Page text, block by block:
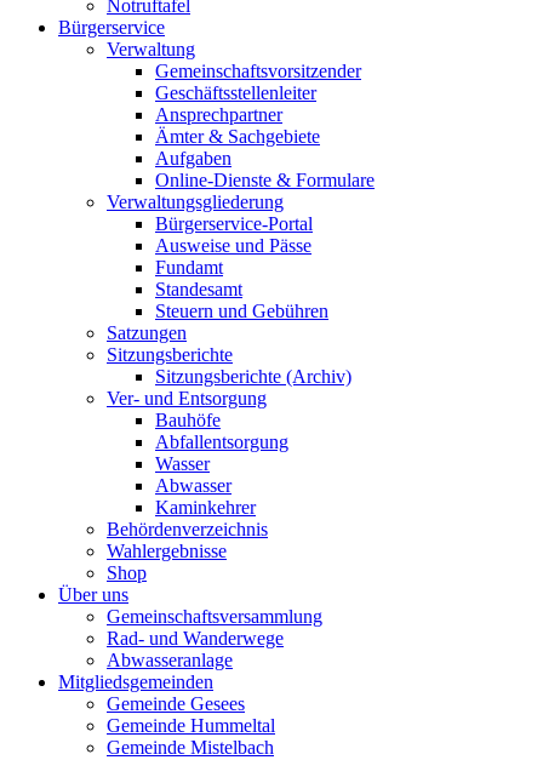
Notruftafel
Bürgerservice
Verwaltung
Gemeinschaftsvorsitzender
Geschäftsstellenleiter
Ansprechpartner
Ämter & Sachgebiete
Aufgaben
Online-Dienste & Formulare
Verwaltungsgliederung
Bürgerservice-Portal
Ausweise und Pässe
Fundamt
Standesamt
Steuern und Gebühren
Satzungen
Sitzungsberichte
Sitzungsberichte (Archiv)
Ver- und Entsorgung
Bauhöfe
Abfallentsorgung
Wasser
Abwasser
Kaminkehrer
Behördenverzeichnis
Wahlergebnisse
Shop
Über uns
Gemeinschaftsversammlung
Rad- und Wanderwege
Abwasseranlage
Mitgliedsgemeinden
Gemeinde Gesees
Gemeinde Hummeltal
Gemeinde Mistelbach